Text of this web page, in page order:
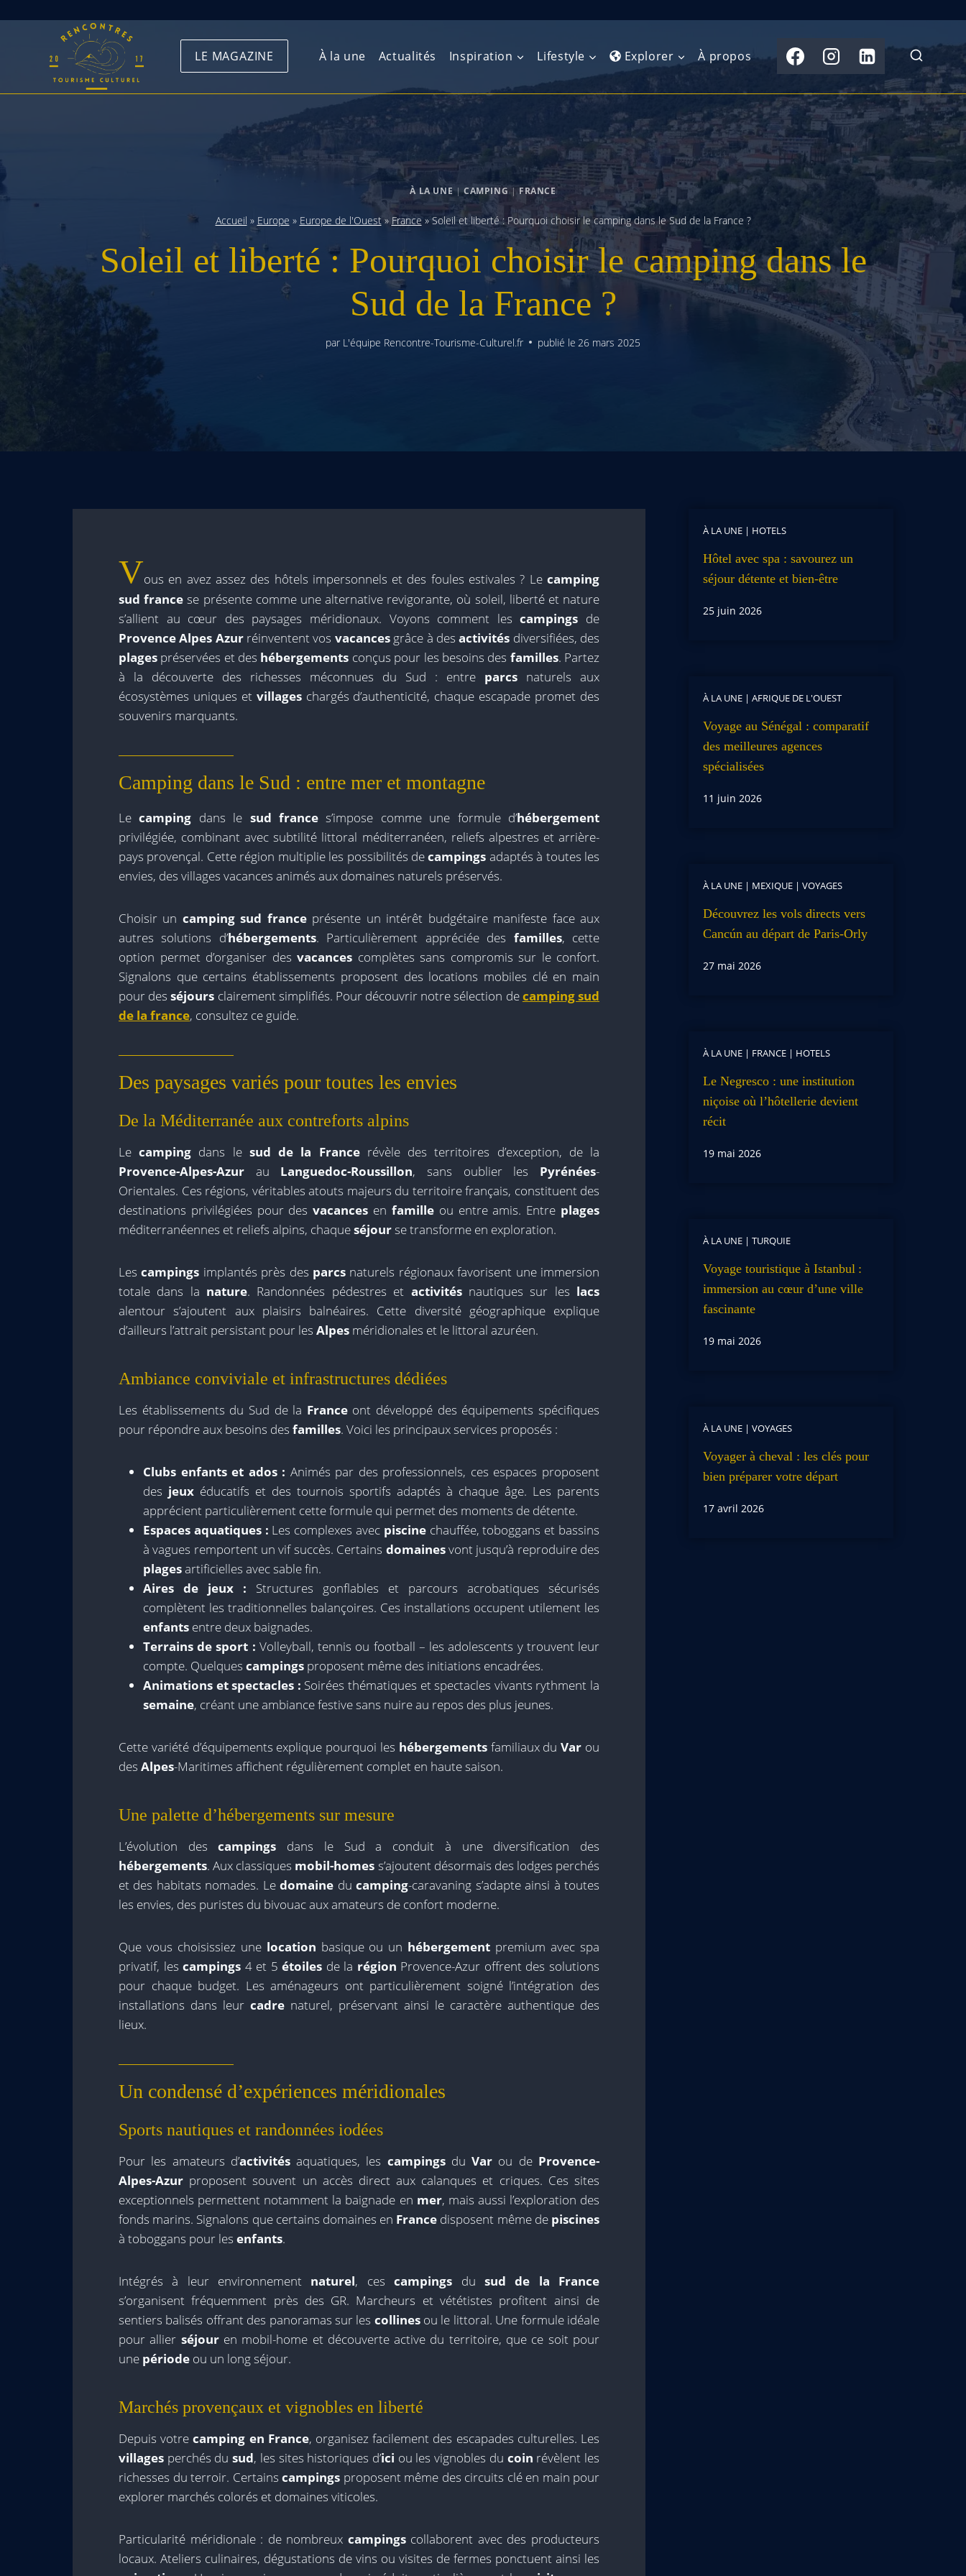
LE MAGAZINE À la une Actualités Inspiration Lifestyle Explorer
Europe de l’Ouest
Europe du Nord
Europe centrale
Balkans
Amérique du Nord
Amérique centrale
Antilles et Caraïbes
Amérique du Sud
Afrique du Nord
(Maghreb)
Afrique de l’Ouest
Afrique de l’Est
Afrique australe
Moyen-Orient
Asie centrale
Sous-continent
indien
Asie du Sud-Est
Extrême-Orient
Australasie
Îles du Pacifique
À propos
À LA UNE|CAMPING |FRANCE
Accueil » Europe » Europe de l'Ouest» France » Soleil et liberté : Pourquoi choisir le camping dans le Sud de la France ?
Soleil et liberté : Pourquoi choisir le camping dans le
Sud de la France ?
par L'équipe Rencontre-Tourisme-Culturel.fr publié le 26 mars 2025
Vous en avez assez des hôtels impersonnels et des foules estivales ? Le camping
sud france se présente comme une alternative revigorante, où soleil, liberté et nature
s’allient au cœur des paysages méridionaux. Voyons comment lescampings de
Provence Alpes Azurréinventent vos vacancesgrâce à desactivités diversifiées, des
plages préservées et des hébergements conçus pour les besoins des familles. Partez
à la découverte des richesses méconnues du Sud : entre parcs naturels aux
écosystèmes uniques et villageschargés d’authenticité, chaque escapade promet des
souvenirs marquants.
Camping dans le Sud : entre mer et montagne
Lecamping dans le sud france s’impose comme une formule d’hébergement
privilégiée, combinant avec subtilité littoral méditerranéen, reliefs alpestres et arrière-
pays provençal. Cette région multiplie les possibilités decampings adaptés à toutes les
envies, des villages vacances animés aux domaines naturels préservés.
Choisir un camping sud franceprésente un intérêt budgétaire manifeste face aux
autres solutions d’hébergements. Particulièrement appréciée des familles, cette
option permet d’organiser des vacances complètes sans compromis sur le confort.
Signalons que certains établissements proposent des locations mobiles clé en main
pour desséjours clairement simplifiés. Pour découvrir notre sélection decamping sud
de la france, consultez ce guide.
Des paysages variés pour toutes les envies
De la Méditerranée aux contreforts alpins
Lecamping dans le sud de la Francerévèle des territoires d’exception, de la
Provence-Alpes-Azur au Languedoc-Roussillon, sans oublier les Pyrénées-
Orientales. Ces régions, véritables atouts majeurs du territoire français, constituent des
destinations privilégiées pour desvacances en familleou entre amis. Entre plages
méditerranéennes et reliefs alpins, chaqueséjourse transforme en exploration.
Lescampings implantés près des parcs naturels régionaux favorisent une immersion
totale dans la nature. Randonnées pédestres et activitésnautiques sur les lacs
alentour s’ajoutent aux plaisirs balnéaires. Cette diversité géographique explique
d’ailleurs l’attrait persistant pour les Alpes méridionales et le littoral azuréen.
Ambiance conviviale et infrastructures dédiées
Les établissements du Sud de la Franceont développé des équipements spécifiques
pour répondre aux besoins des familles. Voici les principaux services proposés :
Clubs enfants et ados : Animés par des professionnels, ces espaces proposent
des jeux éducatifs et des tournois sportifs adaptés à chaque âge. Les parents
apprécient particulièrement cette formule qui permet des moments de détente.
Espaces aquatiques : Les complexes avec piscinechauffée, toboggans et bassins
à vagues remportent un vif succès. Certains domainesvont jusqu’à reproduire des
plagesartificielles avec sable fin.
Aires de jeux : Structures gonflables et parcours acrobatiques sécurisés
complètent les traditionnelles balançoires. Ces installations occupent utilement les
enfants entre deux baignades.
Terrains de sport : Volleyball, tennis ou football – les adolescents y trouvent leur
compte. Quelques campings proposent même des initiations encadrées.
Animations et spectacles : Soirées thématiques et spectacles vivants rythment la
semaine, créant une ambiance festive sans nuire au repos des plus jeunes.
Cette variété d’équipements explique pourquoi les hébergementsfamiliaux duVar ou
des Alpes-Maritimes affichent régulièrement complet en haute saison.
Une palette d’hébergements sur mesure
L’évolution descampings dans le Sud a conduit à une diversification des
hébergements. Aux classiques mobil-homes s’ajoutent désormais des lodges perchés
et des habitats nomades. Ledomaine ducamping-caravaning s’adapte ainsi à toutes
les envies, des puristes du bivouac aux amateurs de confort moderne.
Que vous choisissiez une location basique ou un hébergement premium avec spa
privatif, lescampings 4 et 5étoiles de la région Provence-Azur offrent des solutions
pour chaque budget. Les aménageurs ont particulièrement soigné l’intégration des
installations dans leur cadre naturel, préservant ainsi le caractère authentique des
lieux.
Un condensé d’expériences méridionales
Sports nautiques et randonnées iodées
Pour les amateurs d’activitésaquatiques, les campingsduVar ou de Provence-
Alpes-Azur proposent souvent un accès direct aux calanques et criques. Ces sites
exceptionnels permettent notamment la baignade en mer, mais aussi l’exploration des
fonds marins. Signalons que certains domaines en France disposent même de piscines
à toboggans pour les enfants.
Intégrés à leur environnement naturel, cescampings du sud de la France
s’organisent fréquemment près des GR. Marcheurs et vététistes profitent ainsi de
sentiers balisés offrant des panoramas sur les collinesou le littoral. Une formule idéale
pour allier séjouren mobil-home et découverte active du territoire, que ce soit pour
une période ou un long séjour.
Marchés provençaux et vignobles en liberté
Depuis votrecamping en France, organisez facilement des escapades culturelles. Les
villages perchés dusud, les sites historiques d’ici ou les vignobles du coin révèlent les
richesses du terroir. Certains campings proposent même des circuits clé en main pour
explorer marchés colorés et domaines viticoles.
Particularité méridionale : de nombreux campingscollaborent avec des producteurs
locaux. Ateliers culinaires, dégustations de vins ou visites de fermes ponctuent ainsi les
À LA UNE| HOTELS
Hôtel avec spa : savourez un
séjour détente et bien-être
25 juin 2026
À LA UNE| AFRIQUE DE L'OUEST
Voyage au Sénégal : comparatif
des meilleures agences
spécialisées
11 juin 2026
À LA UNE| MEXIQUE| VOYAGES
Découvrez les vols directs vers
Cancún au départ de Paris-Orly
27 mai 2026
À LA UNE| FRANCE| HOTELS
Le Negresco : une institution
niçoise où l’hôtellerie devient
récit
19 mai 2026
À LA UNE| TURQUIE
Voyage touristique à Istanbul :
immersion au cœur d’une ville
fascinante
19 mai 2026
À LA UNE| VOYAGES
Voyager à cheval : les clés pour
bien préparer votre départ
17 avril 2026